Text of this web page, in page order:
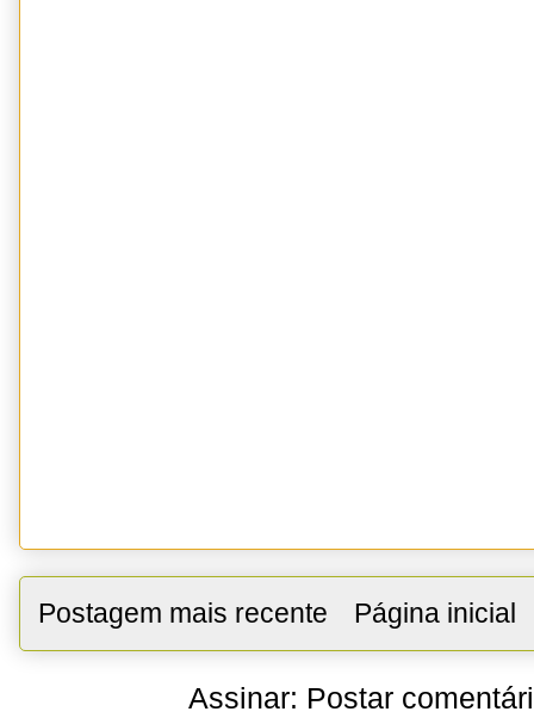
Postagem mais recente Página inicial
Assinar: Postar